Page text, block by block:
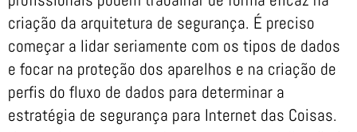
criação da arquitetura de segurança. É preciso
começar a lidar seriamente com os tipos de dados
e focar na proteção dos aparelhos e na criação de
perfis do fluxo de dados para determinar a
estratégia de segurança para Internet das Coisas.